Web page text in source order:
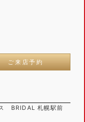
ご来店予約
BRIDAL 札幌駅前